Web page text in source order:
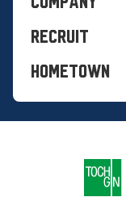
RECRUIT
HOMETOWN